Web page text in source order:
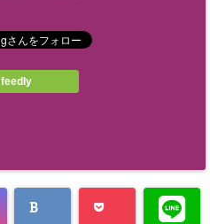
feedly